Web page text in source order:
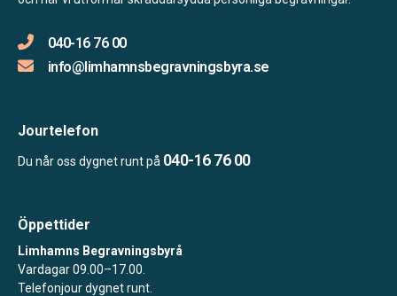
040-16 76 00
info@limhamnsbegravningsbyra.se
Jourtelefon
Du når oss dygnet runt på 040-16 76 00
Öppettider
Limhamns Begravningsbyrå
Vardagar 09.00–17.00.
Telefonjour dygnet runt.